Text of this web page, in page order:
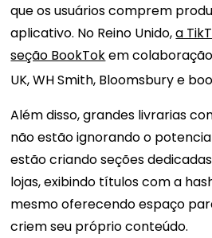
que os usuários comprem
aplicativo. No Reino Unido,a
seção BookTokem
UK, WH Smith, Bloomsbury e
Além disso, grandes livrarias
não estão ignorando o
estão criando seções
lojas, exibindo títulos com a
mesmo oferecendo espaço
criem seu próprio conteúdo.